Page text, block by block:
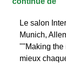
Le salon
Munich,
''''Making the
mieux